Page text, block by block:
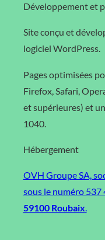
Développement et
Site conçu et
logiciel WordPress.
Pages optimisées
Firefox, Safari,
et supérieures) et
1040.
Hébergement
OVH Groupe SA,
sous le numéro 537
59100 Roubaix.